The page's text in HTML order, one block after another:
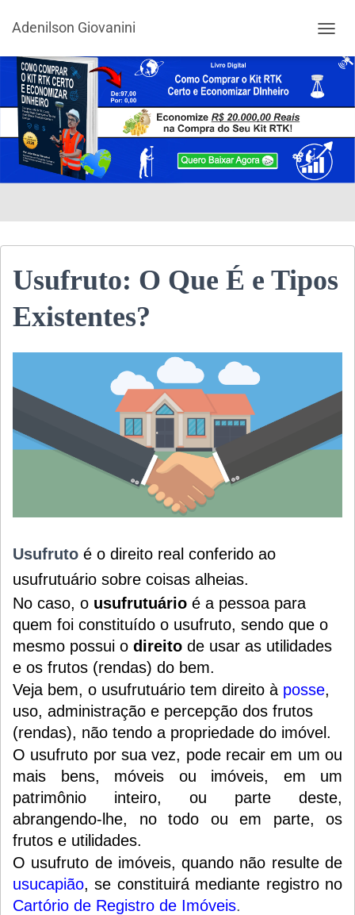
Adenilson Giovanini
Usufruto: O Que É e Tipos
Existentes?
Usufruto é o direito real conferido ao
usufrutuário sobre coisas alheias.
No caso, o usufrutuário é a pessoa para
quem foi constituído o usufruto, sendo que o
mesmo possui o direito de usar as utilidades
e os frutos (rendas) do bem.
Veja bem, o usufrutuário tem direito à posse,
uso, administração e percepção dos frutos
(rendas), não tendo a propriedade do imóvel.
O usufruto por sua vez, pode recair em um ou
mais bens, móveis ou imóveis, em um
patrimônio inteiro, ou parte deste,
abrangendo-lhe, no todo ou em parte, os
frutos e utilidades.
O usufruto de imóveis, quando não resulte de
usucapião, se constituirá mediante registro no
Cartório de Registro de Imóveis.